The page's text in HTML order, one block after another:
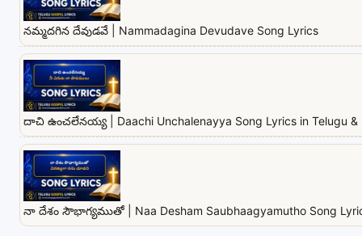
నమ్మదగిన దేవుడవే | Nammadagina Devudave Song Lyrics
దాచి ఉంచలేనయ్య | Daachi Unchalenayya Song Lyrics in Telugu &
నా దేశం సౌభాగ్యముతో | Naa Desham Saubhaagyamutho Song